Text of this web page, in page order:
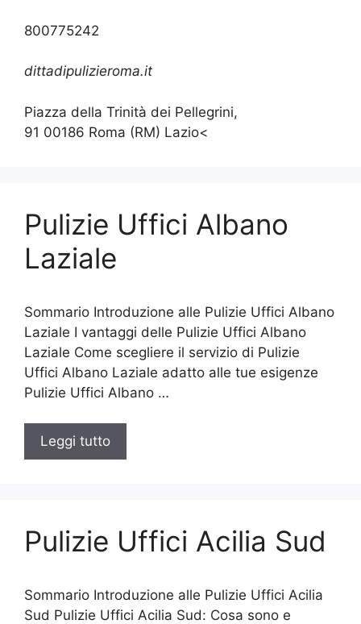
800775242
dittadipulizieroma.it
Piazza della Trinità dei Pellegrini,
91 00186 Roma (RM) Lazio<
Pulizie Uffici Albano
Laziale
Sommario Introduzione alle Pulizie Uffici Albano
Laziale I vantaggi delle Pulizie Uffici Albano
Laziale Come scegliere il servizio di Pulizie
Uffici Albano Laziale adatto alle tue esigenze
Pulizie Uffici Albano …
Leggi tutto
Pulizie Uffici Acilia Sud
Sommario Introduzione alle Pulizie Uffici Acilia
Sud Pulizie Uffici Acilia Sud: Cosa sono e